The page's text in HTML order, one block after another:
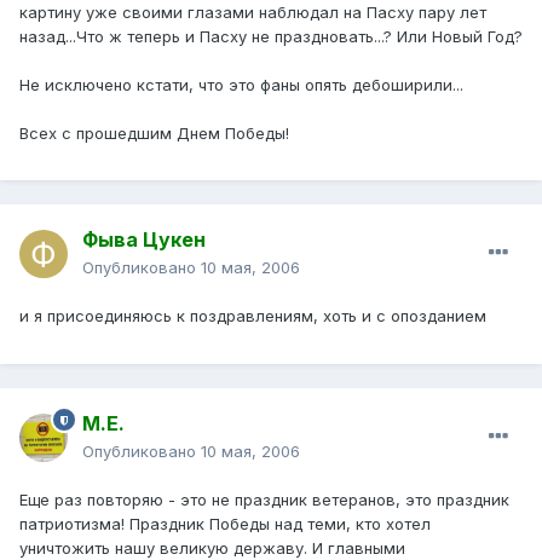
картину уже своими глазами наблюдал на Пасху пару лет
назад...Что ж теперь и Пасху не праздновать...? Или Новый Год?
Не исключено кстати, что это фаны опять дебоширили...
Всех с прошедшим Днем Победы!
Фыва Цукен
Опубликовано 10 мая, 2006
и я присоединяюсь к поздравлениям, хоть и с опозданием
М.Е.
Опубликовано 10 мая, 2006
Еще раз повторяю - это не праздник ветеранов, это праздник
патриотизма! Праздник Победы над теми, кто хотел
уничтожить нашу великую державу. И главными